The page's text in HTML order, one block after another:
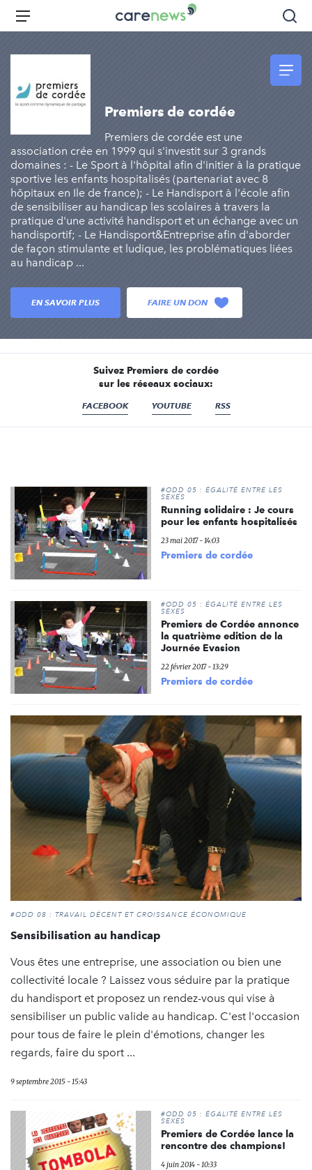
Aller
principal
Carenews,
Le
l'engagement
Menu
Premiers de cordée
Premiers de cordée est une
association crée en 1999 qui s'investit sur 3 grands
domaines : - Le Sport à l'hôpital afin d'initier à la pratique
sportive les enfants hospitalisés (partenariat avec 8
hôpitaux en Ile de france); - Le Handisport à l'école afin
de sensibiliser au handicap les scolaires à travers la
pratique d'une activité handisport et un échange avec un
handisportif; - Le Handisport&Entreprise afin d'aborder
de façon stimulante et ludique, les problématiques liées
au handicap ...
EN SAVOIR PLUS FAIRE UN DON
Suivez Premiers de cordée
sur les réseaux sociaux:
FACEBOOK YOUTUBE RSS
#ODD 05 : ÉGALITÉ ENTRE LES
SEXES
Running solidaire : Je cours
pour les enfants hospitalisés
23 mai 2017 - 14:03
Premiers de cordée
#ODD 05 : ÉGALITÉ ENTRE LES
SEXES
Premiers de Cordée annonce
la quatrième edition de la
Journée Evasion
22 février 2017 - 13:29
Premiers de cordée
#ODD 08 : TRAVAIL DÉCENT ET CROISSANCE ÉCONOMIQUE
Sensibilisation au handicap
Vous êtes une entreprise, une association ou bien une
collectivité locale ? Laissez vous séduire par la pratique
du handisport et proposez un rendez-vous qui vise à
sensibiliser un public valide au handicap. C'est l'occasion
pour tous de faire le plein d'émotions, changer les
regards, faire du sport ...
9 septembre 2015 - 15:43
#ODD 05 : ÉGALITÉ ENTRE LES
SEXES
Premiers de Cordée lance la
rencontre des champions!
4 juin 2014 - 10:33